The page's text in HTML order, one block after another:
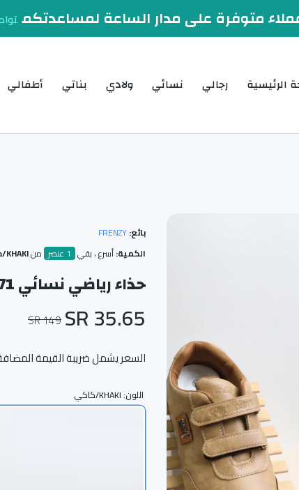
متوفرة على مدار الساعة لمساعدتكم
الرئيسية رجالي نسائي ولادي بناتي أطفالي
بائع:FRENZY
الكمية:أسرع ، بقي 1 عنصر منKHAKI/كاكي / 37
حذاء رياضي نسائي 171-820
35.65 SR
149 SR
السعر يشمل ضريبة القيمة
اللون:KHAKI/كاكي